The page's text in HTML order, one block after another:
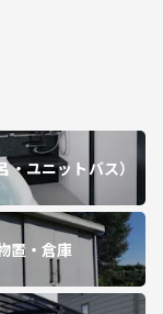
・ユニットバス）
置・倉庫